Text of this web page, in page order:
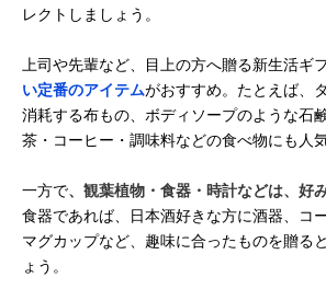
レクトしましょう。
上司や先輩など、目上の方へ贈る新生活ギ
い定番のアイテムがおすすめ。たとえば、
消耗する布もの、ボディソープのような石
茶・コーヒー・調味料などの食べ物にも人
一方で、観葉植物・食器・時計などは、好
食器であれば、日本酒好きな方に酒器、コ
マグカップなど、趣味に合ったものを贈る
ょう。